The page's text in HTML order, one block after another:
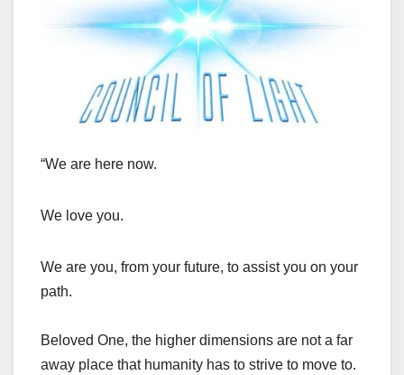
“We are here now.
We love you.
We are you, from your future, to assist you on your
path.
Beloved One, the higher dimensions are not a far
away place that humanity has to strive to move to.